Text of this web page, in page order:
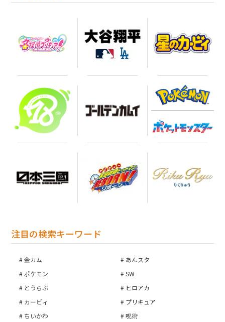
注目の検索キーワード
金カム
あんスタ
ポケモン
SW
とうらぶ
ヒロアカ
カービィ
プリキュア
ちいかわ
呪術
お買い物を続ける
カートへ進む